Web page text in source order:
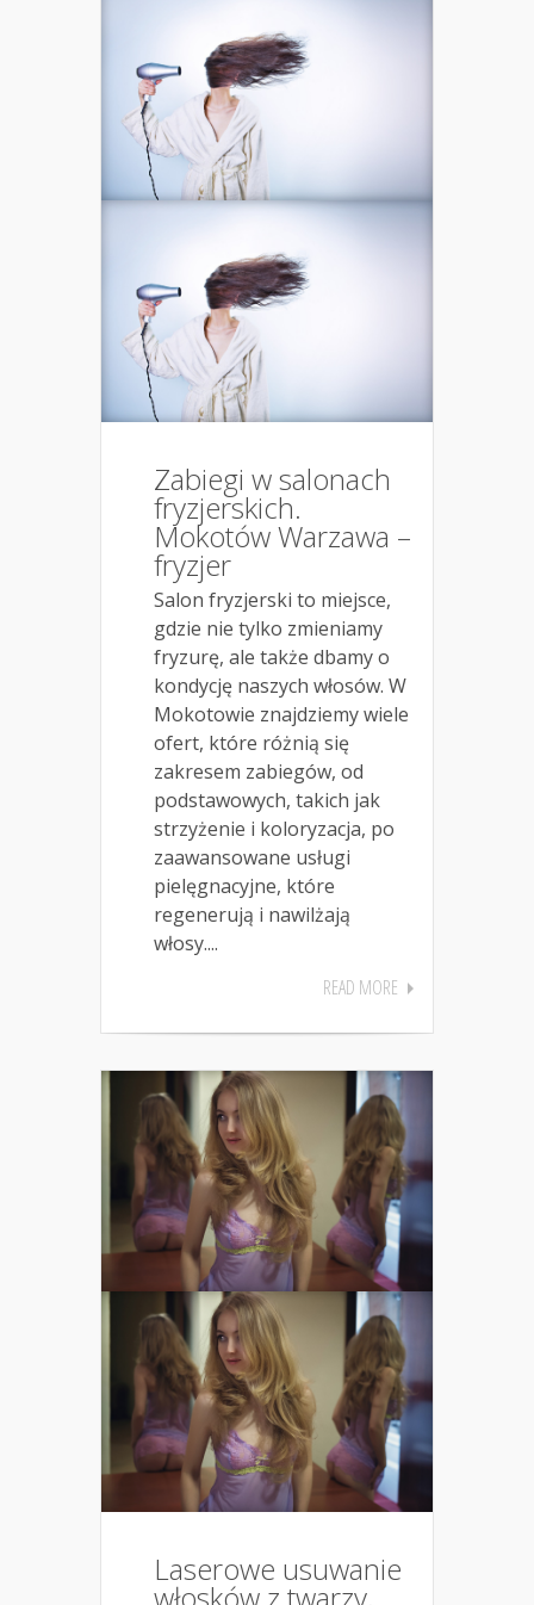
Zabiegi w salonach
fryzjerskich.
Mokotów Warzawa –
fryzjer
Salon fryzjerski to miejsce,
gdzie nie tylko zmieniamy
fryzurę, ale także dbamy o
kondycję naszych włosów. W
Mokotowie znajdziemy wiele
ofert, które różnią się
zakresem zabiegów, od
podstawowych, takich jak
strzyżenie i koloryzacja, po
zaawansowane usługi
pielęgnacyjne, które
regenerują i nawilżają
włosy....
READ MORE
Laserowe usuwanie